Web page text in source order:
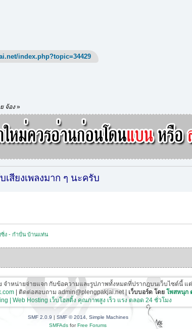
index.php?topic=34429
จ้อง»
สียงเพลงมาก ๆ นะครับ
ซิ่ง - กําปั่น บ้านแท่น
ำหน่ายจ่ายแจก กับข้อความและรูปภาพทั้งหมดที่ปรากฎบนเว็บไซต์นี้ แ
| ติดต่อสอบถาม admin@plengpakjai.net | เว็บบอร์ด โดย โพสหนุก
| Web Hosting เว็บโฮสติ้ง คุณภาพสูง เร็ว แรง ตลอด 24 ชั่วโมง
SMF 2.0.9 | SMF © 2014, Simple Machines
SMFAds forFree Forums